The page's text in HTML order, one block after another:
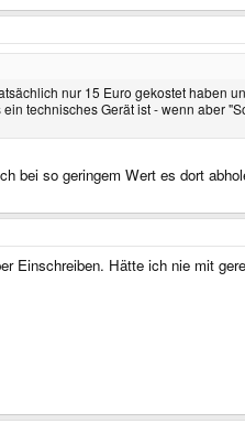
sich befindet?
denn die Wahrscheinlichkeit eurer
vom Zoll generell in alle Pakete aus
dass es sich mit dem Dingoo
nur 15 Euro gekostet
technisches Gerät ist - wenn aber
bei so geringem Wert es dort
Einschreiben. Hätte ich nie mit